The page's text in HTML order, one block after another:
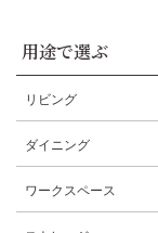
用途で選ぶ
リビング
ダイニング
ワークスペース